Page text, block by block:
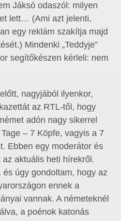
Jáksó odaszól: milyen
lett… (Ami azt jelenti,
egy reklám szakítja majd
Mindenki „Teddyje”
segítőkészen kérleli: nem
nagyjából ilyenkor,
az RTL-től, hogy
adón nagy sikerrel
– 7 Köpfe, vagyis a 7
Ebben egy moderátor és
aktuális heti hírekről.
úgy gondoltam, hogy az
ennek a
vannak. A németeknél
a poénok katonás